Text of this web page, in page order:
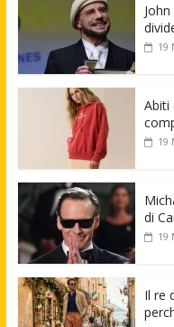
19
Abiti
19
di
19
Il re